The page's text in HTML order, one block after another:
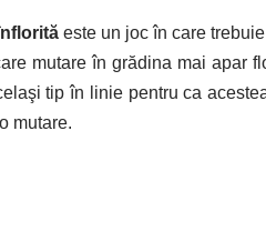
este un joc în care
mutare în grădina mai apar
tip în linie pentru ca
mutare.